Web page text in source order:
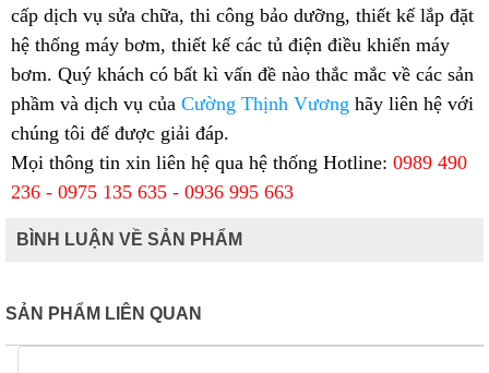
cấp dịch vụ sửa chữa, thi công bảo dưỡng, thiết kế lắp đặt
hệ thống máy bơm, thiết kế các tủ điện điều khiển máy
bơm. Quý khách có bất kì vấn đề nào thắc mắc về các sản
phầm và dịch vụ của Cường Thịnh Vương hãy liên hệ với
chúng tôi để được giải đáp.
Mọi thông tin xin liên hệ qua hệ thống Hotline: 0989 490
236 - 0975 135 635 - 0936 995 663
BÌNH LUẬN VỀ SẢN PHẨM
SẢN PHẨM LIÊN QUAN